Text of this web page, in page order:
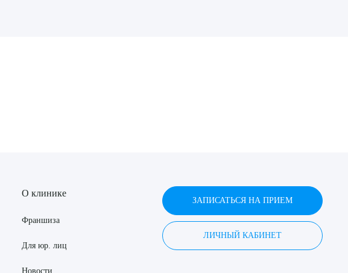
О клинике
Франшиза
Для юр. лиц
Новости
ЗАПИСАТЬСЯ НА ПРИЕМ
ЛИЧНЫЙ КАБИНЕТ